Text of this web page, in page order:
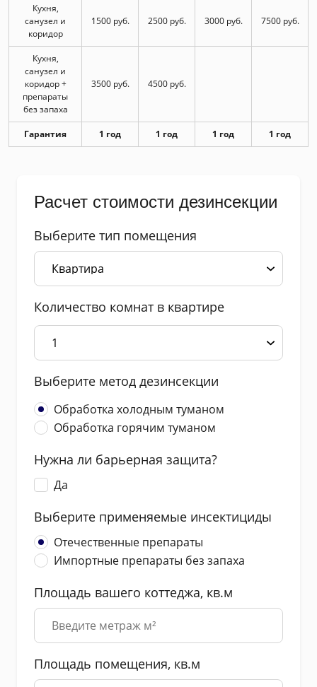
Кухня,
санузел и
коридор
1500 руб. 2500 руб. 3000 руб. 7500 руб.
Кухня,
санузел и
коридор +
препараты
без запаха
3500 руб. 4500 руб.
Гарантия 1 год 1 год 1 год 1 год
Расчет стоимости дезинсекции
Выберите тип помещения
Количество комнат в квартире
Выберите метод дезинсекции
Обработка холодным туманом
Обработка горячим туманом
Нужна ли барьерная защита?
Да
Выберите применяемые инсектициды
Отечественные препараты
Импортные препараты без запаха
Площадь вашего коттеджа, кв.м
Площадь помещения, кв.м